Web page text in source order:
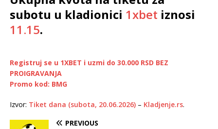
subotu u kladionici 1xbet iznosi
11.15.
Registruj se u 1XBET i uzmi do 30.000 RSD BEZ
PROIGRAVANJA
Promo kod: BMG
Izvor: Tiket dana (subota, 20.06.2026) – Kladjenje.rs.
PREVIOUS